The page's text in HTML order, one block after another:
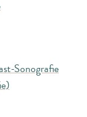
Sonografie